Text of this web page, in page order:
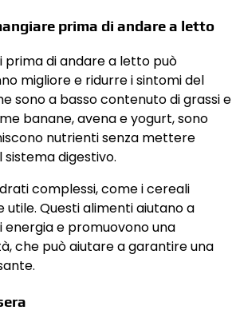
prima di andare a letto
prima di andare a letto può
migliore e ridurre i sintomi del
sono a basso contenuto di grassi e
banane, avena e yogurt, sono
nutrienti senza mettere
sistema digestivo.
complessi, come i cereali
utile. Questi alimenti aiutano a
energia e promuovono una
che può aiutare a garantire una